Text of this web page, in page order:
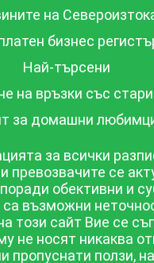
на
бизнес
Най-търсени
на връзки със
за домашни
за всички
превозвачите се
обективни и
са възможни
този сайт Вие се
не носят никаква
пропуснати ползи,